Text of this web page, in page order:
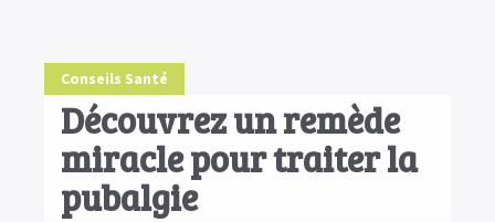
Conseils Santé
Découvrez un remède
miracle pour traiter la
pubalgie
COMMENCER ICI